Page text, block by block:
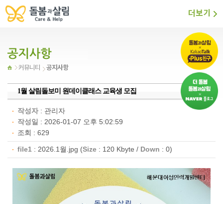
더보기
커뮤니티 공지사항
1월 살림돌보미 원데이클래스 교육생 모집
작성자 : 관리자
작성일 : 2026-01-07 오후 5:02:59
조회 : 629
file1 : 2026.1월.jpg (Size : 120 Kbyte / Down : 0)